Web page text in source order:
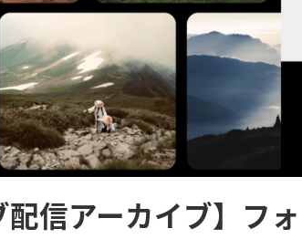
配信アーカイブ】フ